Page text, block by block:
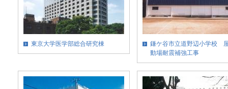
東京大学医学部総合研究棟
鎌ケ谷市立道野辺小学校
動場耐震補強工事